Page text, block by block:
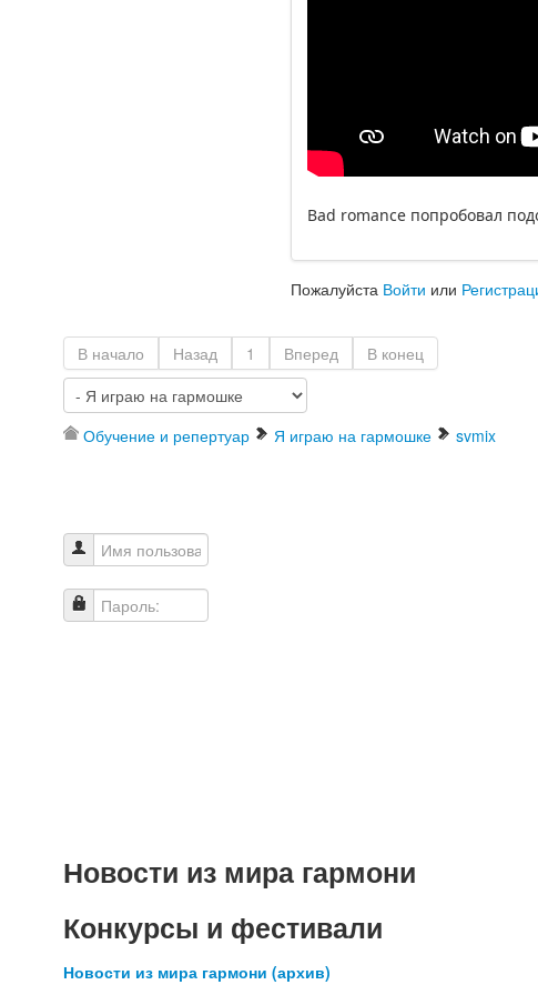
Bad romance попробовал
Пожалуйста Войти или
В начало Назад 1 Вперед В конец
Обучение и репертуар Я играю на гармошке svmix
Имя пользователя
Пароль:
Новости из мира гармони
Конкурсы и фестивали
Новости из мира гармони (архив)